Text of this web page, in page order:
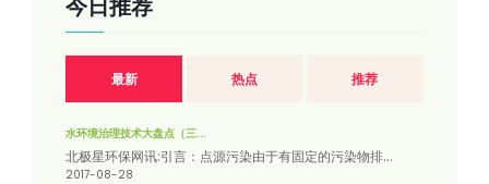
今日推荐
最新 热点 推荐
水环境治理技术大盘点（三...
北极星环保网讯:引言：点源污染由于有固定的污染物排...
2017-08-28